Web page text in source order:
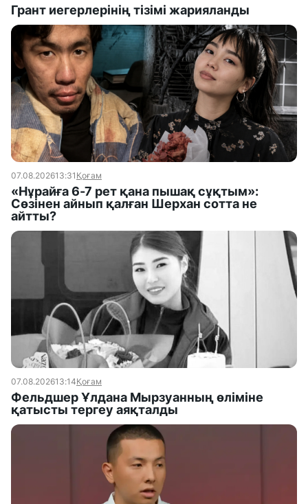
Грант иегерлерінің тізімі жарияланды
07.08.202613:31 Қоғам
«Нұрайға 6-7 рет қана пышақ сұқтым»:
Сөзінен айнып қалған Шерхан сотта не
айтты?
07.08.202613:14Қоғам
Фельдшер Ұлдана Мырзуанның өліміне
қатысты тергеу аяқталды